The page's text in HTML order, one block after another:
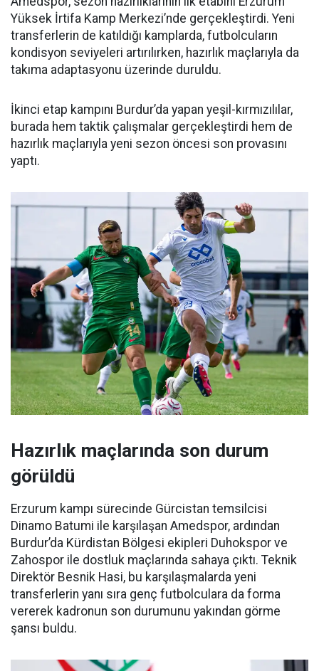
Yüksek İrtifa Kamp Merkezi’nde gerçekleştirdi. Yeni
transferlerin de katıldığı kamplarda, futbolcuların
kondisyon seviyeleri artırılırken, hazırlık maçlarıyla da
takıma adaptasyonu üzerinde duruldu.
İkinci etap kampını Burdur’da yapan yeşil-kırmızılılar,
burada hem taktik çalışmalar gerçekleştirdi hem de
hazırlık maçlarıyla yeni sezon öncesi son provasını
yaptı.
Hazırlık maçlarında son durum
görüldü
Erzurum kampı sürecinde Gürcistan temsilcisi
Dinamo Batumi ile karşılaşan Amedspor, ardından
Burdur’da Kürdistan Bölgesi ekipleri Duhokspor ve
Zahospor ile dostluk maçlarında sahaya çıktı. Teknik
Direktör Besnik Hasi, bu karşılaşmalarda yeni
transferlerin yanı sıra genç futbolculara da forma
vererek kadronun son durumunu yakından görme
şansı buldu.